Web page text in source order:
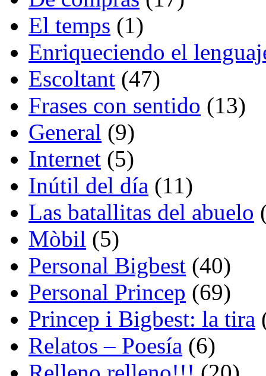
El temps (1)
Enriqueciendo el
Escoltant (47)
Frases con sentido (13)
General (9)
Internet (5)
Inútil del día (11)
Las batallitas del abuelo
Mòbil (5)
Personal Bigbest (40)
Personal Princep (69)
Princep i Bigbest: la tira
Relatos – Poesía (6)